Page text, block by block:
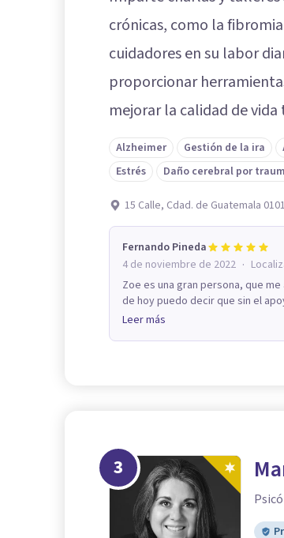
crónicas, como la
cuidadores en su labor
proporcionar
mejorar la calidad de
Alzheimer Gestión de la ira
Estrés
Daño cerebral por
15 Calle, Cdad. de Guatemala
Fernando Pineda
4 de noviembre de 2022 ·
Zoe es una gran persona, que
de hoy puedo decir que sin el
Leer más
3